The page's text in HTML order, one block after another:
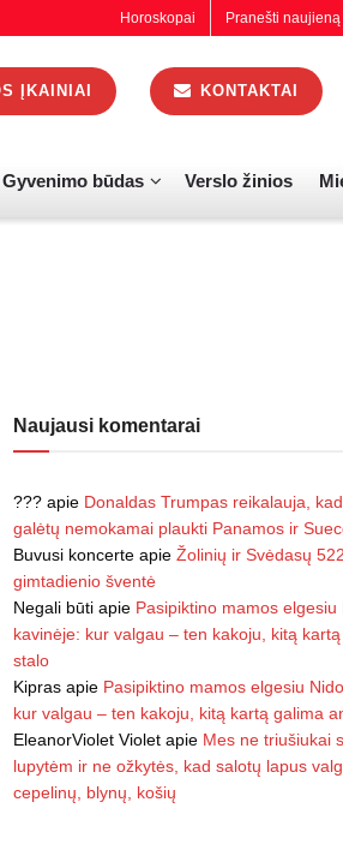
Horoskopai Pranešti naujieną
ĮKAINIAI KONTAKTAI
Gyvenimo būdas Verslo žinios
Naujausi komentarai
??? apie Donaldas Trumpas reikalauja,
galėtų nemokamai plaukti Panamos ir
Buvusi koncerte apie Žolinių ir Svėdasų
gimtadienio šventė
Negali būti apie Pasipiktino mamos elgesiu
kavinėje: kur valgau – ten kakoju, kitą
stalo
Kipras apie Pasipiktino mamos elgesiu
kur valgau – ten kakoju, kitą kartą galima
EleanorViolet Violet apie Mes ne triušiukai
lupytėm ir ne ožkytės, kad salotų lapus
cepelinų, blynų, košių